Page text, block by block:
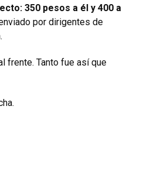
350 pesos a él y 400 a
por dirigentes de
frente. Tanto fue así que